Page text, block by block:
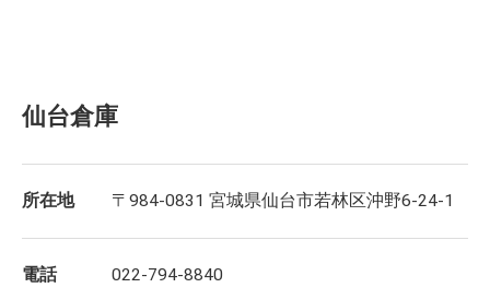
仙台倉庫
所在地 〒984-0831 宮城県仙台市若林区沖野6-24-1
電話 022-794-8840